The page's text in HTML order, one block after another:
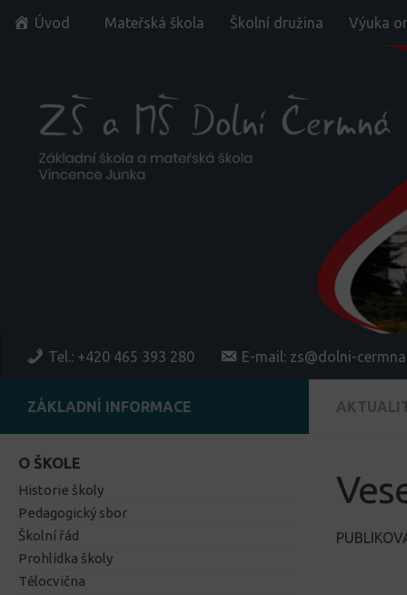
Skip to content
Úvod Mateřská škola Školní družina Výuka
Tel.: +420 465 393 280 E-mail: zs@dolni-
ZÁKLADNÍ INFORMACE
O ŠKOLE
Historie školy
Pedagogický sbor
Školní řád
Prohlídka školy
Tělocvična